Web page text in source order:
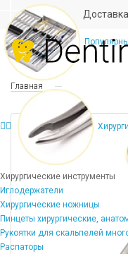
Отзывы Доставка
Хирургические инструменты
Иглодержатели
Хирургические ножницы
Пинцеты хирургические,
Рукоятки для скальпелей
Распаторы
Главная